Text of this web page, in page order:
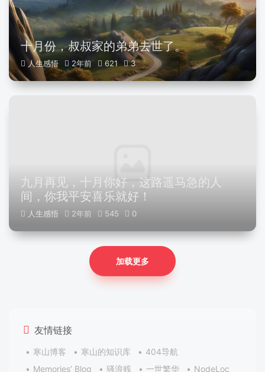
十月份，叔叔家的弟弟去世了。
人生感悟 2年前 621 3
九月再见，十月你好，这路遥马急的人
间，你我平安喜乐就好！
人生感悟 2年前 545 0
加载更多
友情链接
寒山博客 寒山的知识库
404导航
Memories’ Blog
骚浪贱 一世繁华 NodeLoc